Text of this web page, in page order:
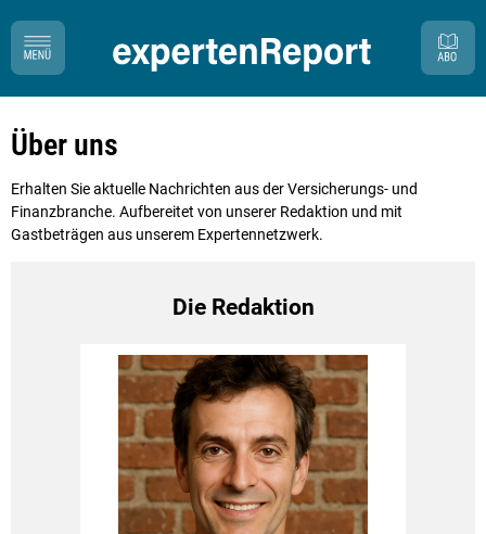
Über uns
Erhalten Sie aktuelle Nachrichten aus der Versicherungs- und
Finanzbranche. Aufbereitet von unserer Redaktion und mit
Gastbeträgen aus unserem Expertennetzwerk.
Die Redaktion